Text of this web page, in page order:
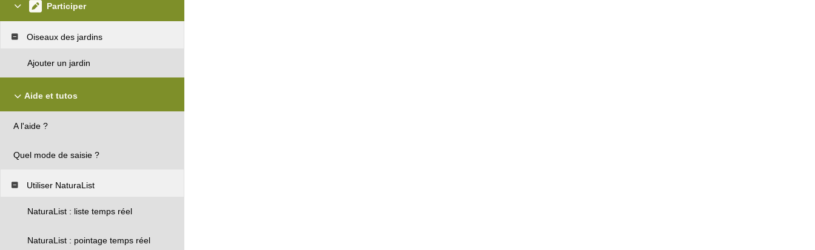
Participer
Oiseaux des jardins
Ajouter un jardin
Aide et tutos
A l'aide ?
Quel mode de saisie ?
Utiliser NaturaList
NaturaList : liste temps réel
NaturaList : pointage temps réel